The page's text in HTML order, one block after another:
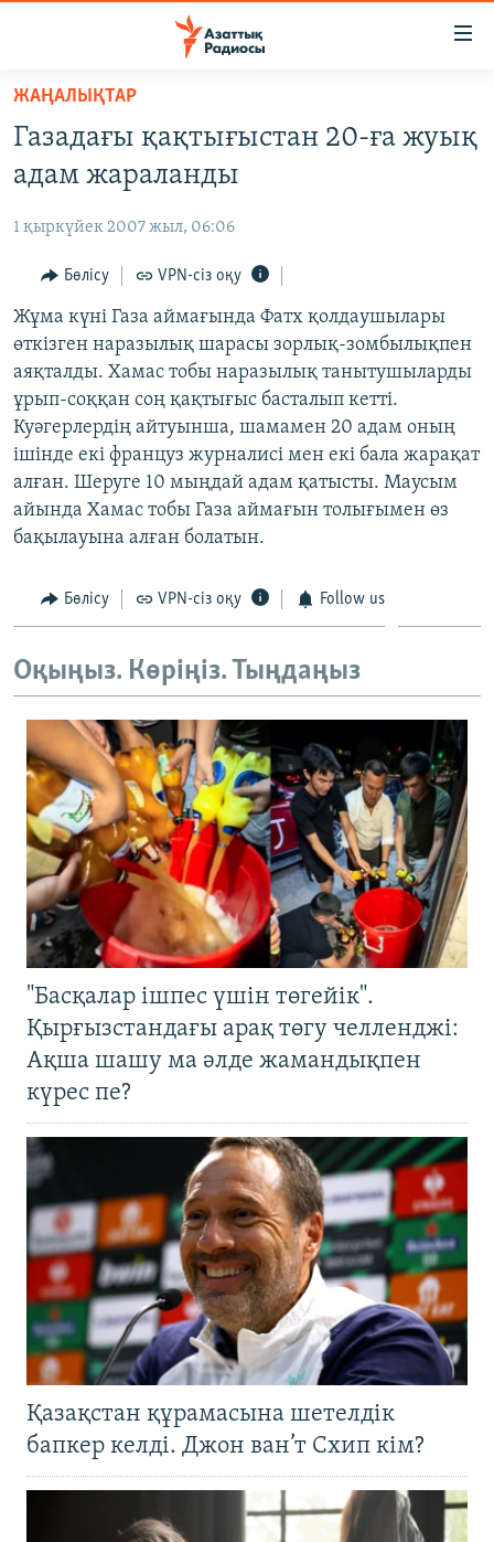
Skip
main
content
to
Navigation
Skip
to
Search
САЯСАТ
ҚАҢТАР ОҚИҒАСЫ
АДАМ ҚҰҚЫҚТАРЫ
ӘЛЕУМЕТ
ӘЛЕМ
АРНАЙЫ ЖОБАЛАР
Русский
ЖАЗЫЛЫҢЫЗ
ЖАҢАЛЫҚТАР
Газадағы қақтығыстан 20-ға жуық
адам жараланды
1 қыркүйек 2007 жыл, 06:06
Бөлісу VPN-сіз оқу
Жұма күні Газа аймағында Фатх қолдаушылары
өткізген наразылық шарасы зорлық-зомбылықпен
аяқталды. Хамас тобы наразылық танытушыларды
ұрып-соққан соң қақтығыс басталып кетті.
Куәгерлердің айтуынша, шамамен 20 адам оның
ішінде екі француз журналисі мен екі бала жарақат
алған. Шеруге 10 мыңдай адам қатысты. Маусым
айында Хамас тобы Газа аймағын толығымен өз
бақылауына алған болатын.
Бөлісу VPN-сіз оқу Follow us
Оқыңыз. Көріңіз. Тыңдаңыз
"Басқалар ішпес үшін төгейік".
Қырғызстандағы арақ төгу челленджі:
Ақша шашу ма әлде жамандықпен
күрес пе?
Қазақстан құрамасына шетелдік
бапкер келді. Джон ван’т Схип кім?